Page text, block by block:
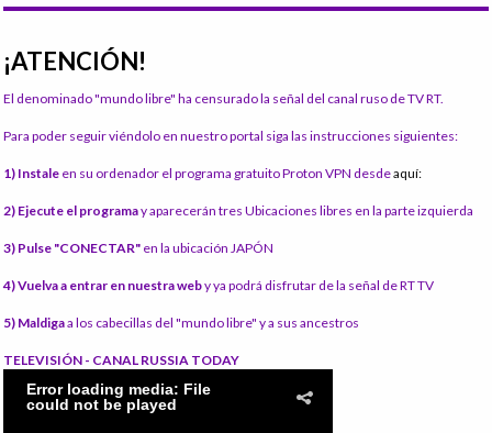
¡ATENCIÓN!
El denominado "mundo libre" ha censurado la señal del canal ruso de TV RT.
Para poder seguir viéndolo en nuestro portal siga las instrucciones siguientes:
1) Instale en su ordenador el programa gratuito Proton VPN desdeaquí:
2) Ejecute el programay aparecerán tres Ubicaciones libres en la parte izquierda
3) Pulse "CONECTAR" en la ubicación JAPÓN
4) Vuelva a entrar en nuestra weby ya podrá disfrutar de la señal de RT TV
5) Maldigaa los cabecillas del "mundo libre" y a sus ancestros
TELEVISIÓN - CANAL RUSSIA TODAY